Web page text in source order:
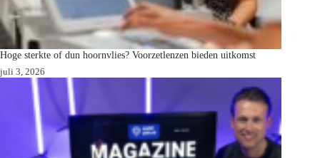
Hoge sterkte of dun hoornvlies? Voorzetlenzen bieden uitkomst
juli 3, 2026